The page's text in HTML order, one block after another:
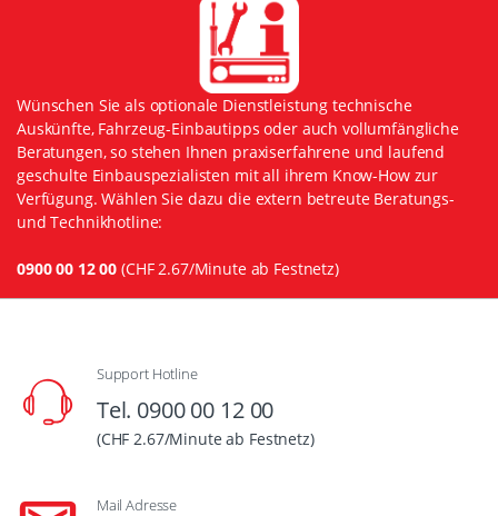
Wünschen Sie als optionale Dienstleistung technische
Auskünfte, Fahrzeug-Einbautipps oder auch vollumfängliche
Beratungen, so stehen Ihnen praxiserfahrene und laufend
geschulte Einbauspezialisten mit all ihrem Know-How zur
Verfügung. Wählen Sie dazu die extern betreute Beratungs-
und Technikhotline:
0900 00 12 00 (CHF 2.67/Minute ab Festnetz)
Support Hotline
Tel. 0900 00 12 00
(CHF 2.67/Minute ab Festnetz)
Mail Adresse